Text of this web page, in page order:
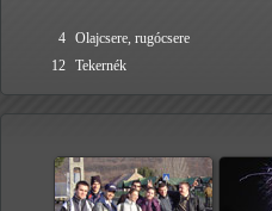
4 Olajcsere, rugócsere
12 Tekernék